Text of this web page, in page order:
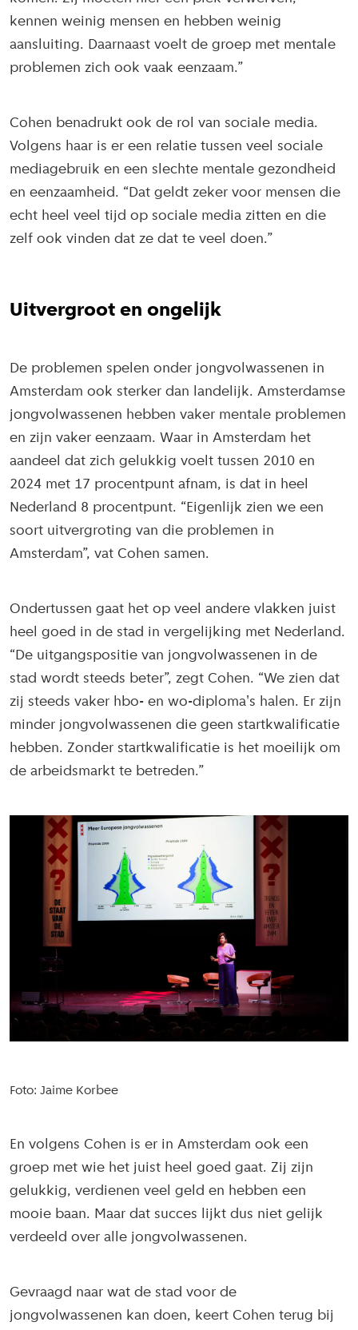
kennen weinig mensen en hebben weinig
aansluiting. Daarnaast voelt de groep met mentale
problemen zich ook vaak eenzaam.”
Cohen benadrukt ook de rol van sociale media.
Volgens haar is er een relatie tussen veel sociale
mediagebruik en een slechte mentale gezondheid
en eenzaamheid. “Dat geldt zeker voor mensen die
echt heel veel tijd op sociale media zitten en die
zelf ook vinden dat ze dat te veel doen.”
Uitvergroot en ongelijk
De problemen spelen onder jongvolwassenen in
Amsterdam ook sterker dan landelijk. Amsterdamse
jongvolwassenen hebben vaker mentale problemen
en zijn vaker eenzaam. Waar in Amsterdam het
aandeel dat zich gelukkig voelt tussen 2010 en
2024 met 17 procentpunt afnam, is dat in heel
Nederland 8 procentpunt. “Eigenlijk zien we een
soort uitvergroting van die problemen in
Amsterdam”, vat Cohen samen.
Ondertussen gaat het op veel andere vlakken juist
heel goed in de stad in vergelijking met Nederland.
“De uitgangspositie van jongvolwassenen in de
stad wordt steeds beter”, zegt Cohen. “We zien dat
zij steeds vaker hbo- en wo-diploma's halen. Er zijn
minder jongvolwassenen die geen startkwalificatie
hebben. Zonder startkwalificatie is het moeilijk om
de arbeidsmarkt te betreden.”
Foto: Jaime Korbee
En volgens Cohen is er in Amsterdam ook een
groep met wie het juist heel goed gaat. Zij zijn
gelukkig, verdienen veel geld en hebben een
mooie baan. Maar dat succes lijkt dus niet gelijk
verdeeld over alle jongvolwassenen.
Gevraagd naar wat de stad voor de
jongvolwassenen kan doen, keert Cohen terug bij